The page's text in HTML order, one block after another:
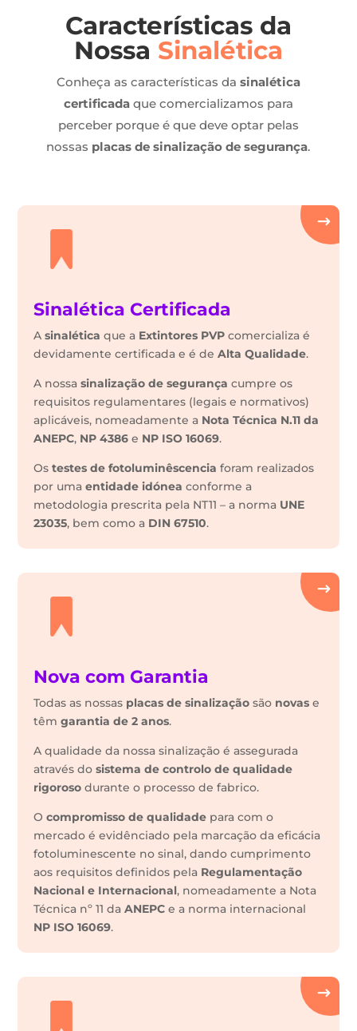
Características da
Nossa Sinalética
Conheça as características da sinalética
certificadaque comercializamos para
perceber porque é que deve optar pelas
nossas placas de sinalização de segurança.
Sinalética Certificada
Asinalética que a Extintores PVP comercializa é
devidamente certificada e é deAlta Qualidade.
A nossasinalização de segurança cumpre os
requisitos regulamentares (legais e normativos)
aplicáveis, nomeadamente a Nota Técnica N.11 da
ANEPC, NP 4386 e NP ISO 16069.
Ostestes de fotoluminêscencia foram realizados
por umaentidade idónea conforme a
metodologia prescrita pela NT11 – a norma UNE
23035, bem como a DIN 67510.
Nova com Garantia
Todas as nossas placas de sinalização são novas e
têmgarantia de 2 anos.
A qualidade da nossa sinalização é assegurada
através dosistema de controlo de qualidade
rigoroso durante o processo de fabrico.
Ocompromisso de qualidade para com o
mercado é evidênciado pela marcação da eficácia
fotoluminescente no sinal, dando cumprimento
aos requisitos definidos pela Regulamentação
Nacional e Internacional, nomeadamente a Nota
Técnica nº 11 daANEPC e a norma internacional
NP ISO 16069.